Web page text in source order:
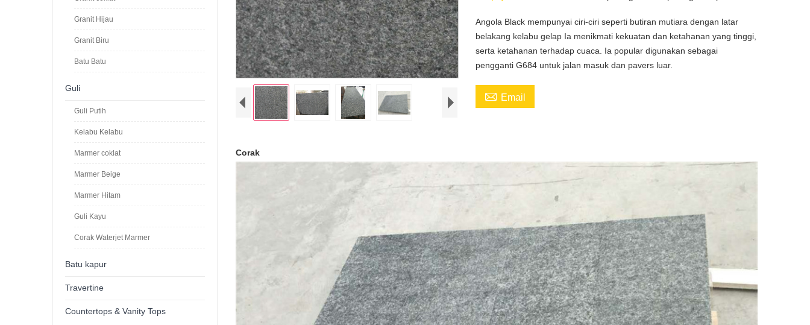
Angola Black mempunyai ciri-ciri seperti butiran mutiara dengan latar
belakang kelabu gelap Ia menikmati kekuatan dan ketahanan yang tinggi,
serta ketahanan terhadap cuaca. Ia popular digunakan sebagai
pengganti G684 untuk jalan masuk dan pavers luar.
 Email
Corak
Granit Hijau
Granit Biru
Batu Batu
Guli
Guli Putih
Kelabu Kelabu
Marmer coklat
Marmer Beige
Marmer Hitam
Guli Kayu
Corak Waterjet Marmer
Batu kapur
Travertine
Countertops & Vanity Tops